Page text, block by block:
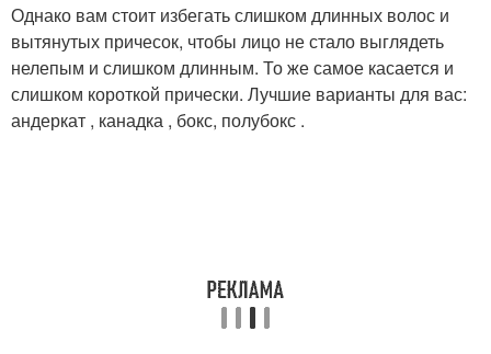
Однако вам стоит избегать слишком длинных волос и
вытянутых причесок, чтобы лицо не стало выглядеть
нелепым и слишком длинным. То же самое касается и
слишком короткой прически. Лучшие варианты для вас:
андеркат , канадка , бокс, полубокс .